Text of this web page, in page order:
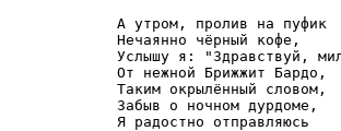
А утром, пролив на пуфик
Нечаянно чёрный кофе,
Услышу я: "Здравствуй,
От нежной Брижжит Бардо,
Таким окрылённый словом,
Забыв о ночном дурдоме,
Я радостно отправляюсь